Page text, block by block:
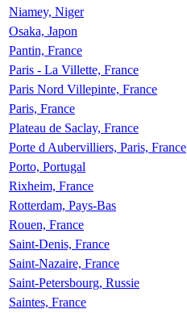
Niamey, Niger
Osaka, Japon
Pantin, France
Paris - La Villette, France
Paris Nord Villepinte, France
Paris, France
Plateau de Saclay, France
Porte d Aubervilliers, Paris, France
Porto, Portugal
Rixheim, France
Rotterdam, Pays-Bas
Rouen, France
Saint-Denis, France
Saint-Nazaire, France
Saint-Petersbourg, Russie
Saintes, France